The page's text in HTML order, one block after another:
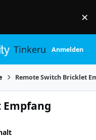
×
TinkerunityAnmelden
Remote Switch Bricklet